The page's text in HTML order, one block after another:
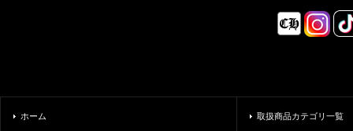
ホーム 取扱商品カテゴリ一覧